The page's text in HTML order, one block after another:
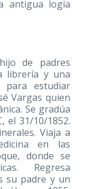
antigua logia
de padres
librería y una
para estudiar
Vargas quien
Se gradúa
el 31/10/1852.
Viaja a
en las
donde se
Regresa
su padre y un